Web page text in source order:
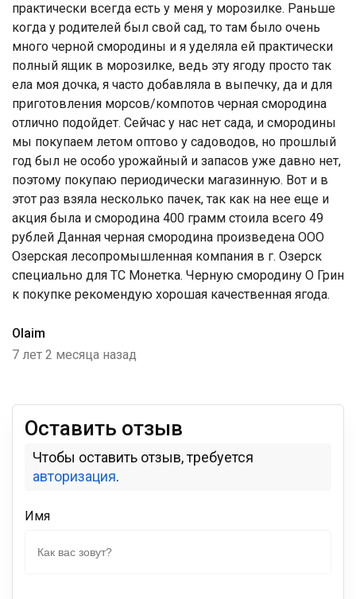
практически всегда есть у меня у морозилке. Раньше
когда у родителей был свой сад, то там было очень
много черной смородины и я уделяла ей практически
полный ящик в морозилке, ведь эту ягоду просто так
ела моя дочка, я часто добавляла в выпечку, да и для
приготовления морсов/компотов черная смородина
отлично подойдет. Сейчас у нас нет сада, и смородины
мы покупаем летом оптово у садоводов, но прошлый
год был не особо урожайный и запасов уже давно нет,
поэтому покупаю периодически магазинную. Вот и в
этот раз взяла несколько пачек, так как на нее еще и
акция была и смородина 400 грамм стоила всего 49
рублей Данная черная смородина произведена ООО
Озерская лесопромышленная компания в г. Озерск
специально для ТС Монетка. Черную смородину О Грин
к покупке рекомендую хорошая качественная ягода.
Olaim
7 лет 2 месяца назад
Оставить отзыв
Чтобы оставить отзыв, требуется
авторизация.
Имя